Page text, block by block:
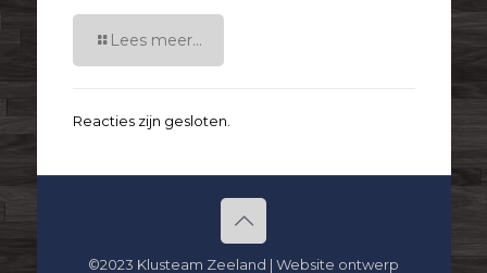
Lees meer...
Reacties zijn gesloten.
©2023 Klusteam Zeeland | Website ontwerp